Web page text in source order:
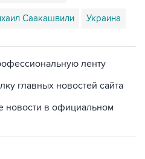
Саакашвили Украина
ленту
главных новостей сайта
новости в официальном